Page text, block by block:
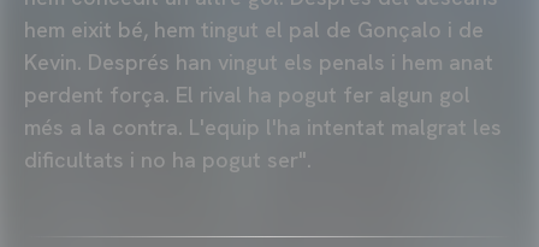
hem eixit bé, hem tingut el pal de Gonçalo i de
Kevin. Després han vingut els penals i hem anat
perdent força. El rival ha pogut fer algun gol
més a la contra. L'equip l'ha intentat malgrat les
dificultats i no ha pogut ser".